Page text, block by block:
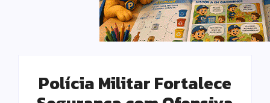
Polícia Militar Fortalece